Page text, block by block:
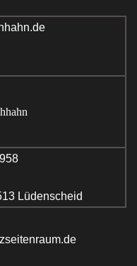
Lüdenscheid